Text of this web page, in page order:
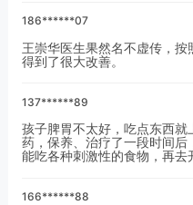
186******07
王崇华医生果然名不虚传，
得到了很大改善。
137******89
孩子脾胃不太好，吃点东西就
药，保养、治疗了一段时间
能吃各种刺激性的食物，再去
166******88